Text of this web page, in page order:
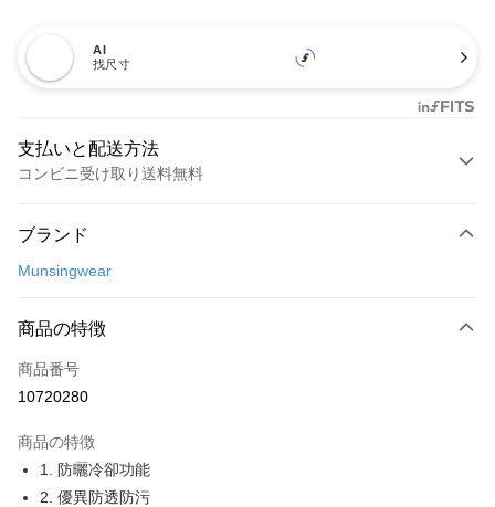
AI
找尺寸
支払いと配送方法
コンビニ受け取り送料無料
クレジットカード1回払い
LINE Pay
Apple Pay
Easy Wallet
OP Pay Later
ブランド
Munsingwear
商品の特徴
商品番号
10720280
商品の特徴
1. 防曬冷卻功能
2. 優異防透防污